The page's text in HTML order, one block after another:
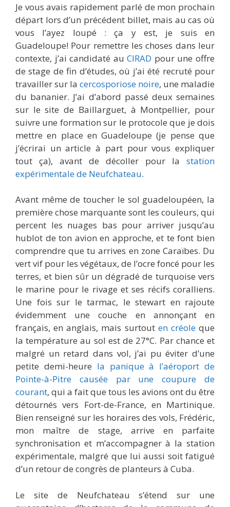
Je vous avais rapidement parlé de mon prochain
départ lors d’un précédent billet, mais au cas où
vous l’ayez loupé : ça y est, je suis en
Guadeloupe! Pour remettre les choses dans leur
contexte, j’ai candidaté auCIRAD pour une offre
de stage de fin d’études, où j’ai été recruté pour
travailler sur la cercosporiose noire, une maladie
du bananier. J’ai d’abord passé deux semaines
sur le site de Baillarguet, à Montpellier, pour
suivre une formation sur le protocole que je dois
mettre en place en Guadeloupe (je pense que
j’écrirai un article à part pour vous expliquer
tout ça), avant de décoller pour la station
expérimentale de Neufchateau.
Avant même de toucher le sol guadeloupéen, la
première chose marquante sont les couleurs, qui
percent les nuages bas pour arriver jusqu’au
hublot de ton avion en approche, et te font bien
comprendre que tu arrives en zone Caraïbes. Du
vert vif pour les végétaux, de l’ocre foncé pour les
terres, et bien sûr un dégradé de turquoise vers
le marine pour le rivage et ses récifs coralliens.
Une fois sur le tarmac, le stewart en rajoute
évidemment une couche en annonçant en
français, en anglais, mais surtout en créoleque
la température au sol est de 27°C. Par chance et
malgré un retard dans vol, j’ai pu éviter d’une
petite demi-heure la panique à l’aéroport de
Pointe-à-Pitre causée par une coupure de
courant, qui a fait que tous les avions ont du être
détournés vers Fort-de-France, en Martinique.
Bien renseigné sur les horaires des vols, Frédéric,
mon maître de stage, arrive en parfaite
synchronisation et m’accompagner à la station
expérimentale, malgré que lui aussi soit fatigué
d’un retour de congrès de planteurs à Cuba.
Le site de Neufchateau s’étend sur une